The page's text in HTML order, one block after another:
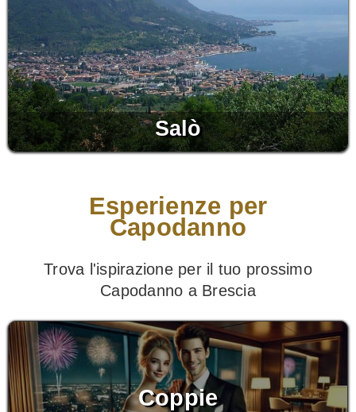
Salò
Esperienze per
Capodanno
Trova l'ispirazione per il tuo prossimo
Capodanno a Brescia
Coppie